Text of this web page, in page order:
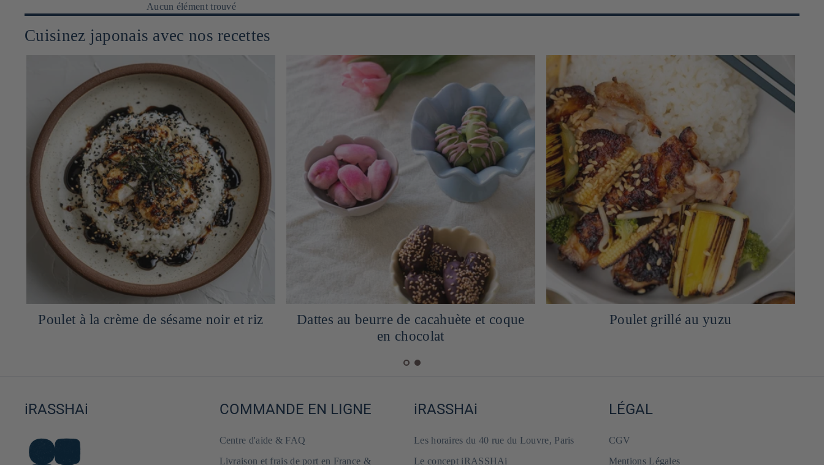
Aucun élément trouvé
Cuisinez japonais avec nos recettes
Poulet à la crème de sésame noir et riz
Dattes au beurre de cacahuète et coque
en chocolat
Poulet grillé au yuzu
iRASSHAi COMMANDE EN LIGNE
Centre d'aide & FAQ
Livraison et frais de port en France &
iRASSHAi
Les horaires du 40 rue du Louvre, Paris
Le concept iRASSHAi
LÉGAL
CGV
Mentions Légales